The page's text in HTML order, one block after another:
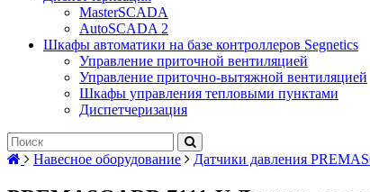
MasterSCADA
AutoSCADA 2
Шкафы автоматики на базе контроллеров Segnetics
Управление приточной вентиляцией
Управление приточно-вытяжной вентиляцией
Шкафы управления тепловыми пунктами
Диспетчеризация
Навесное оборудование Датчики давления